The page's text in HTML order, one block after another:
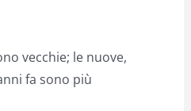
vecchie; le nuove,
fa sono più